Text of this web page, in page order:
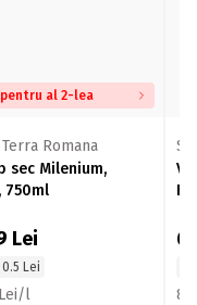
al 2-lea
Romana
sec Milenium,
750ml
Lei
0.5 Lei
l